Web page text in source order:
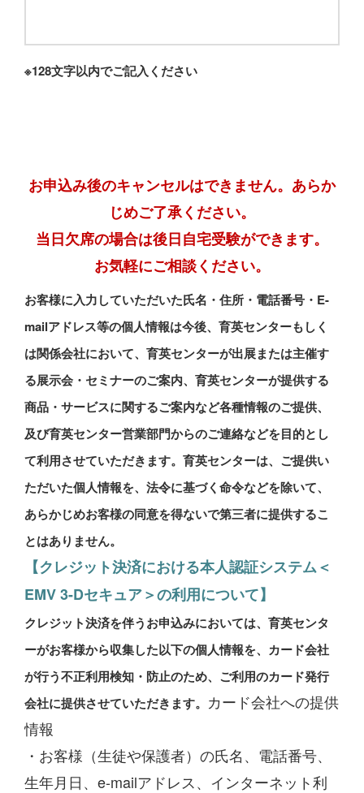
しくはお支払方法について該当講座のパンフレットや申込
書、Webページ等をご確認ください。
お申込みいただく講座によって異なりますが、『特定商取
引に関する法律』の「クーリング・オフ」や「中途解約」
の制度が次のように適用されます。
『特定商取引に関する法律』の規定により、約定金額が5
万円を超えかつ授業提供期間が2ヶ月を超える契約につい
ては、以下の 「クーリング・オフ」や「中途解約」を行
うことができます。
合、および模擬試験は、同法の適用外となります。
○クーリング・オフに関する事項
1お申込みをいただいた契約によっては、特定商取引法第
42条第2項または第3項の書面を受理した日を第1日目とし
て、8日以内であれば、クーリング・オフをすることがで
きます。（なお、特定商取引法第48条第1項によって、お
申込者が役務提供者からクーリング・オフに関し不実のこ
とを告げられて誤認したり、または威迫により困惑したり
た場合には、改めてクーリング・オフできる旨の書面を受
領した日を含む8日以内であれば、クーリング・オフがで
きます。）
2クーリング・オフにより当該契約を解除する場合には、
グ・オフの効果は、この通知を発した時に生じます。
3クーリング・オフがされた場合、その契約解除に伴う損
害賠償または違約金は請求しません。
4クーリング・オフがされた場合、役務がすでに提供され
ていても、その役務の対価、その他の金銭の支払いは請求
しません。
5クーリング・オフがされた場合、当該契約に関連して納
※128文字以内でご記入ください
お申込み後のキャンセルはできません。あらか
じめご了承ください。
当日欠席の場合は後日自宅受験ができます。
お気軽にご相談ください。
お客様に入力していただいた氏名・住所・電話番号・E-
mailアドレス等の個人情報は今後、育英センターもしく
は関係会社において、育英センターが出展または主催す
る展示会・セミナーのご案内、育英センターが提供する
商品・サービスに関するご案内など各種情報のご提供、
及び育英センター営業部門からのご連絡などを目的とし
て利用させていただきます。育英センターは、ご提供い
ただいた個人情報を、法令に基づく命令などを除いて、
あらかじめお客様の同意を得ないで第三者に提供するこ
とはありません。
【クレジット決済における本人認証システム＜
EMV 3-Dセキュア＞の利用について】
クレジット決済を伴うお申込みにおいては、育英センタ
ーがお客様から収集した以下の個人情報を、カード会社
が行う不正利用検知・防止のため、ご利用のカード発行
会社に提供させていただきます。 カード会社への提供
情報
・お客様（生徒や保護者）の氏名、電話番号、
生年月日、e-mailアドレス、インターネット利